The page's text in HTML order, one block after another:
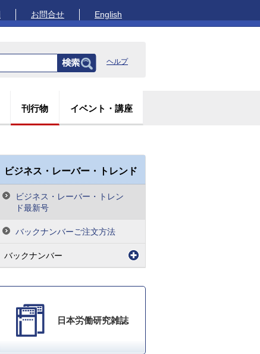
お問合せ English
ヘルプ
刊行物 イベント・講座
ビジネス・レーバー・トレンド
ビジネス・レーバー・トレン
ド最新号
バックナンバーご注文方法
バックナンバー
日本労働研究雑誌